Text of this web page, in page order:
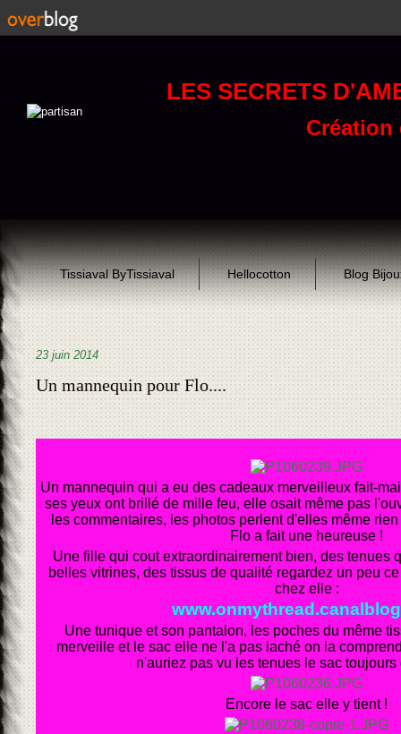
LES SECRETS
Création
Tissiaval ByTissiaval Hellocotton Blog
23 juin 2014
Un mannequin pour Flo....
Un mannequin qui a eu des cadeaux merveilleux fait-
ses yeux ont brillé de mille feu, elle osait même pas
les commentaires, les photos perlent d'elles même
Flo a fait une heureuse !
Une fille qui cout extraordinairement bien, des tenues
belles vitrines, des tissus de qualité regardez un peu
chez elle :
Une tunique et son pantalon, les poches du même
merveille et le sac elle ne l'a pas laché on la
n'auriez pas vu les tenues le sac toujours
Encore le sac elle y tient !